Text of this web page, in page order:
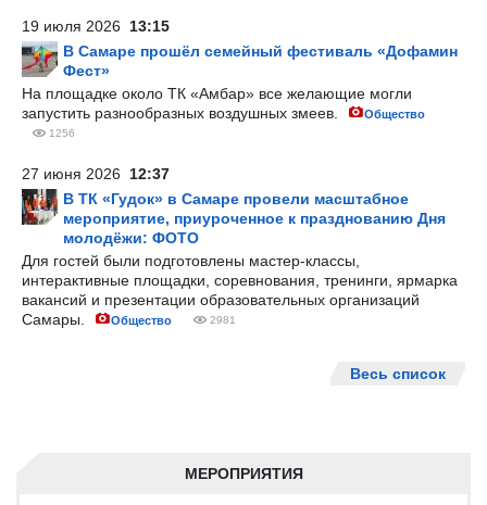
МЕРОПРИЯТИЯ
19 июля 2026 13:15
В Самаре прошёл семейный фестиваль «Дофамин
Фест»
На площадке около ТК «Амбар» все желающие могли
запустить разнообразных воздушных змеев.
Общество
1256
27 июня 2026 12:37
В ТК «Гудок» в Самаре провели масштабное
мероприятие, приуроченное к празднованию Дня
молодёжи: ФОТО
Для гостей были подготовлены мастер-классы,
интерактивные площадки, соревнования, тренинги, ярмарка
вакансий и презентации образовательных организаций
Самары.
Общество 2981
Весь список